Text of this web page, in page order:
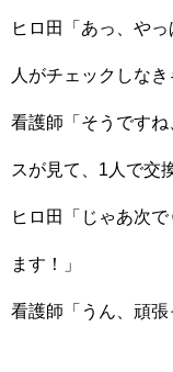
ヒロ田「あっ、や
人がチェックしなき
看護師「そうです
スが見て、1人で交
ヒロ田「じゃあ次
ます！」
看護師「うん、頑張